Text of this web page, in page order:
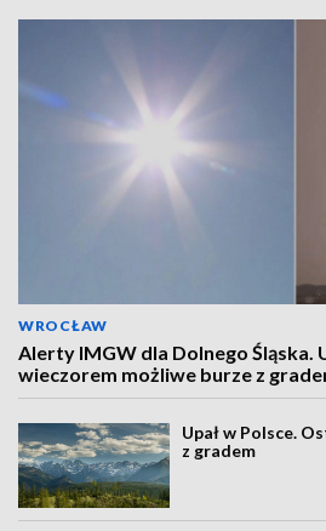
WROCŁAW
Alerty IMGW dla Dolnego Śląska.
wieczorem możliwe burze z
Upał w Polsce.
z gradem